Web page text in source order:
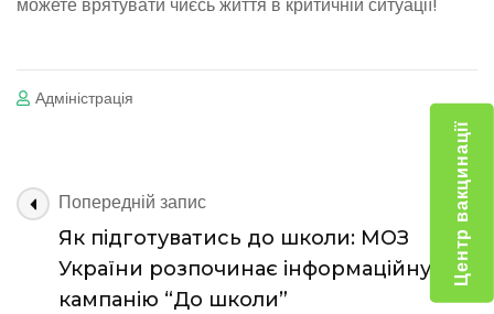
можете врятувати чиєсь життя в критичній ситуації!
Адміністрація
Навігація
по
запису
Попередній запис
Як підготуватись до школи: МОЗ
України розпочинає інформаційну
кампанію “До школи”
Центр вакцинації